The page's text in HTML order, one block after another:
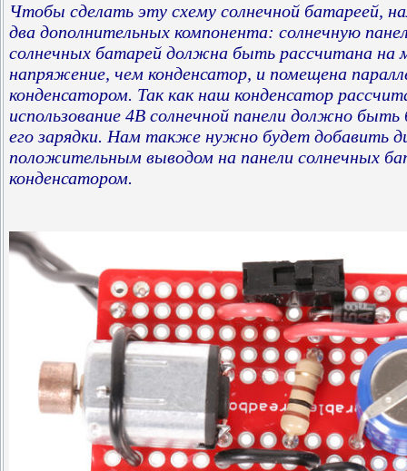
Чтобы сделать эту схему солнечной батареей,
два дополнительных компонента: солнечную
солнечных батарей должна быть рассчитана на
напряжение, чем конденсатор, и помещена
конденсатором. Так как наш конденсатор
использование 4В солнечной панели должно быть
его зарядки. Нам также нужно будет добавить
положительным выводом на панели солнечных
конденсатором.